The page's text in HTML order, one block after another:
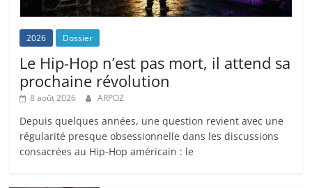
2026 Dossier
Le Hip-Hop n’est pas mort, il attend sa
prochaine révolution
8 août 2026 ARPOZ
Depuis quelques années, une question revient avec une
régularité presque obsessionnelle dans les discussions
consacrées au Hip-Hop américain : le